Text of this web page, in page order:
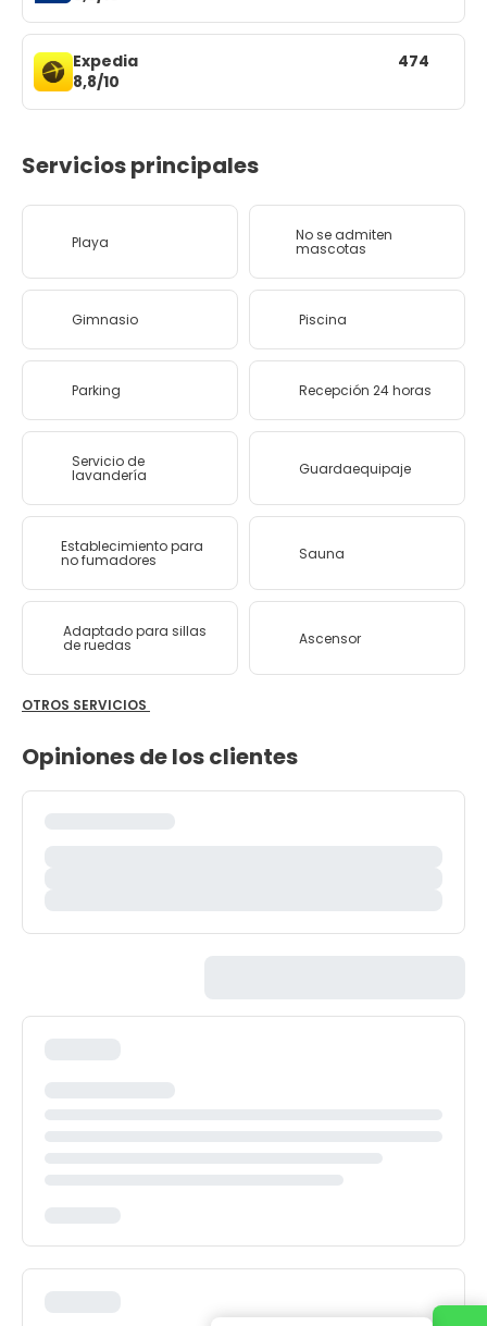
Expedia
8,8/10
474
Servicios principales
Playa No se admiten
mascotas
Gimnasio Piscina
Parking Recepción 24 horas
Servicio de
lavandería Guardaequipaje
Establecimiento para
no fumadores Sauna
Adaptado para sillas
de ruedas Ascensor
OTROS SERVICIOS
Opiniones de los clientes